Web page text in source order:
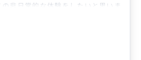
非日常的な体験をしたいと思いま